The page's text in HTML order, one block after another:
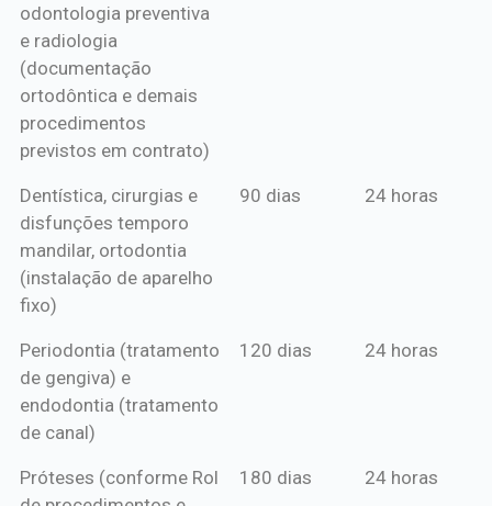
odontologia preventiva
e radiologia
(documentação
ortodôntica e demais
procedimentos
previstos em contrato)
Dentística, cirurgias e
disfunções temporo
mandilar, ortodontia
(instalação de aparelho
fixo)
90 dias 24 horas
Periodontia (tratamento
de gengiva) e
endodontia (tratamento
de canal)
120 dias 24 horas
Próteses (conforme Rol
180 dias 24 horas